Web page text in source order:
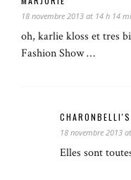
18 novembre 2013 at 14 h 14
oh, karlie kloss et tres
Fashion Show …
CHARONBELLI'S
18 novembre 2013
Elles sont